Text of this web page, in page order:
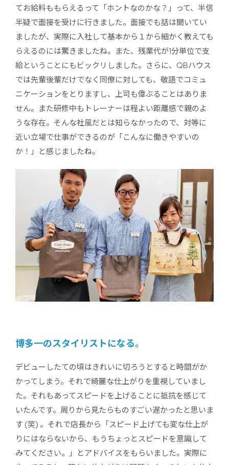
てお給料ももらえるって「ホントなのかな？」って、半信
半疑で面接を受けに行きました。面接でも話は聞いてい
ましたが、実際に入社して基本から１から細かく教えても
らえるのには驚きましたね。また、残業代が1分単位で支
給ということにもビックリしました。さらに、QBハウス
では先輩後輩だけでなく同僚に対しても、敬語でコミュ
ニケーションをとりますし、上司も偉ぶることはありま
せん。また研修中もトレーナーは程よい距離感で親のよ
うな存在。そんな社風だとは知らなかったので、対等に
近い立場で仕事ができるのが「こんなに働きやすいの
か！」と感じましたね。
博多一のスタイリストになる。
デビューしたての頃はきれいに切ろうとすると時間がか
かってしまう。それで綺麗な仕上がりを重視していまし
た。それもあってスピードを上げることに抵抗を感じて
いたんです。周りから見たらものすごい遅かったと思いま
す (笑) 。それで店長から「スピード上げても変な仕上が
りにはならないから、もうちょっとスピードを意識して
みてください。」とアドバイスをもらいました。実際に